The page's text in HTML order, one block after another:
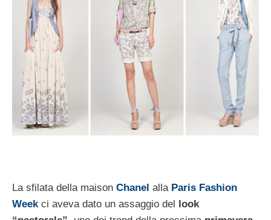
La sfilata della maison Chanel alla Paris Fashion
Weekci aveva dato un assaggio del
look